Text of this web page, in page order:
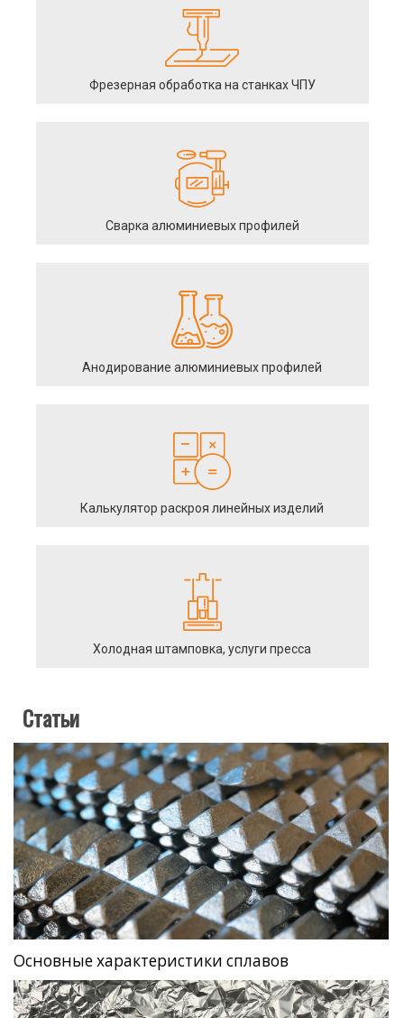
Фрезерная обработка на станках ЧПУ
Сварка алюминиевых профилей
Анодирование алюминиевых профилей
Калькулятор раскроя линейных изделий
Холодная штамповка, услуги пресса
Статьи
Основные характеристики сплавов